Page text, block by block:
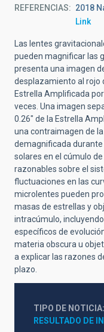
REFERENCIAS
2018
Link
Las lentes
pueden magnificar las
presenta una imagen
desplazamiento al rojo
Estrella Amplificada
veces. Una imagen
0.26" de la Estrella
una contraimagen de
demagnificada
solares en el cúmulo
razonables sobre el
fluctuaciones en las
microlentes pueden
masas de estrellas y
intracúmulo,
específicos de
materia obscura u
a explicar las razones
plazo.
TIPO DE NOTICIA
RESULTADO DE